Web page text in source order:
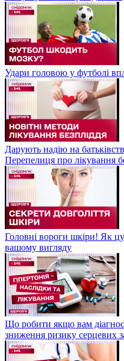
Удари головою у футболі
Дарують надію на
Перепелиця про лікування
Головні вороги шкіри! Як
вашому вигляду
Що робити якщо вам
зниження ризику серцевих